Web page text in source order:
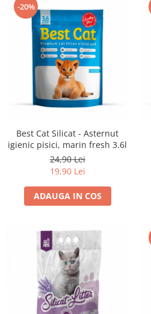
-20%
Best Cat Silicat - Asternut
igienic pisici, marin fresh 3.6l
24,90 Lei
19,90 Lei
ADAUGA IN COS